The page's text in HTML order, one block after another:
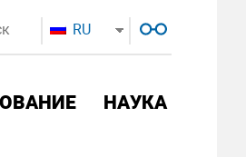
RU
НАУКА